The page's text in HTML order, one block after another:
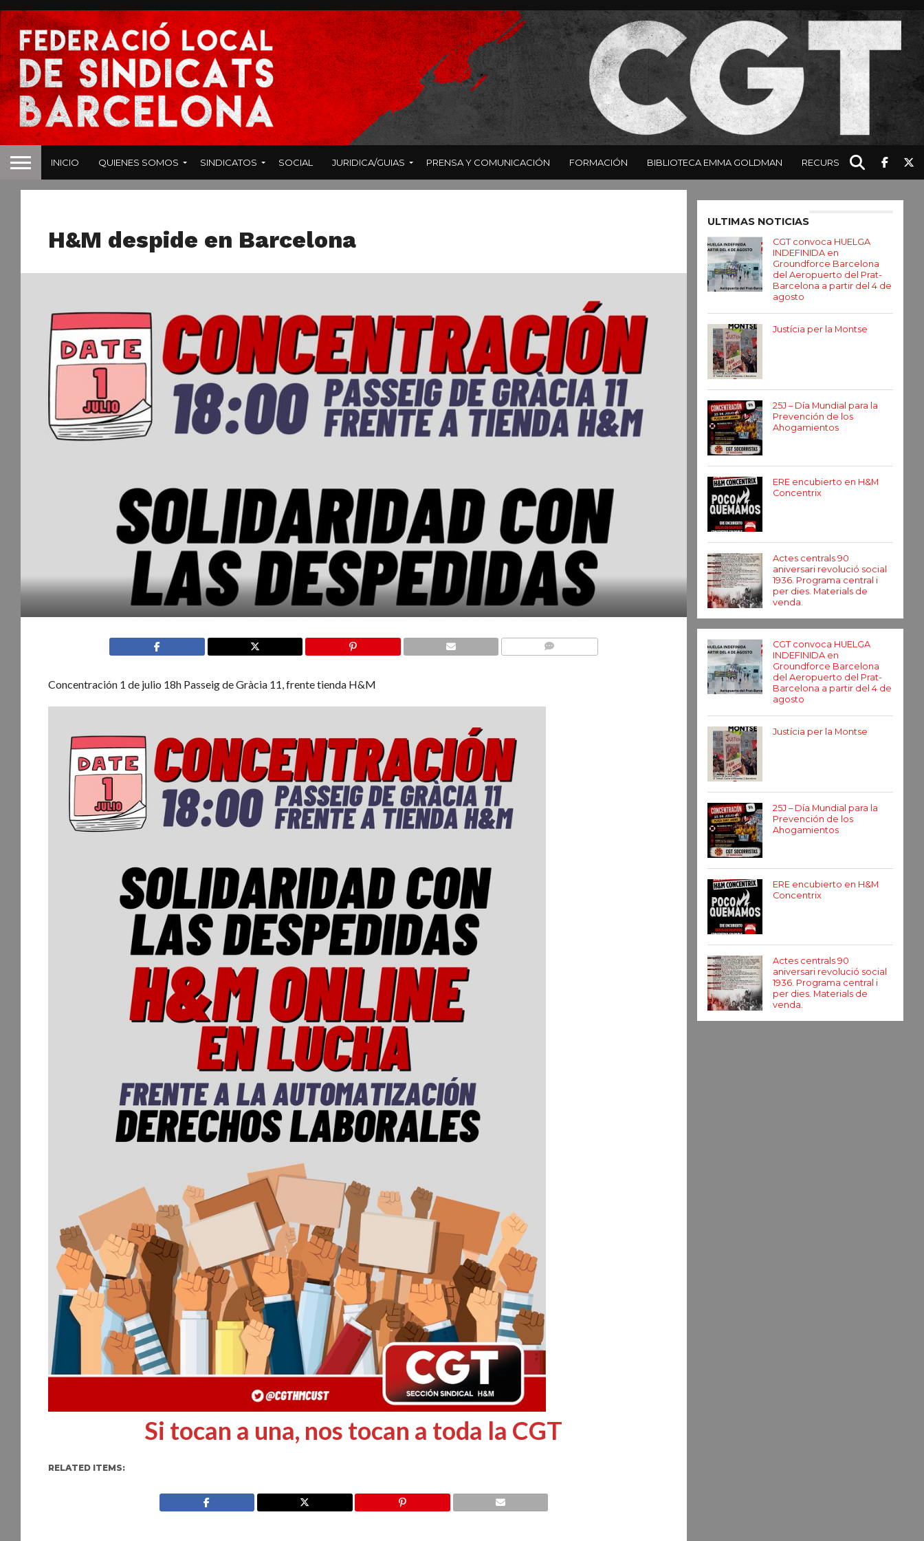
INICIO QUIENES SOMOS SINDICATOS SOCIAL JURIDICA/GUIAS PRENSA Y COMUNICACIÓN FORMACIÓN BIBLIOTECA EMMA GOLDMAN RECURSOS
H&M despide en Barcelona
Concentración 1 de julio 18h Passeig de Gràcia 11, frente tienda H&M
Si tocan a una, nos tocan a toda la CGT
RELATED ITEMS:
ULTIMAS NOTICIAS
CGT convoca HUELGA
INDEFINIDA en
Groundforce Barcelona
del Aeropuerto del Prat-
Barcelona a partir del 4 de
agosto
Justícia per la Montse
25J – Día Mundial para la
Prevención de los
Ahogamientos
ERE encubierto en H&M
Concentrix
Actes centrals 90
aniversari revolució social
1936. Programa central i
per dies. Materials de
venda.
CGT convoca HUELGA
INDEFINIDA en
Groundforce Barcelona
del Aeropuerto del Prat-
Barcelona a partir del 4 de
agosto
Justícia per la Montse
25J – Día Mundial para la
Prevención de los
Ahogamientos
ERE encubierto en H&M
Concentrix
Actes centrals 90
aniversari revolució social
1936. Programa central i
per dies. Materials de
venda.